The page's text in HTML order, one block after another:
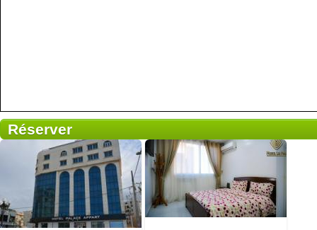
Réserver
29 avis